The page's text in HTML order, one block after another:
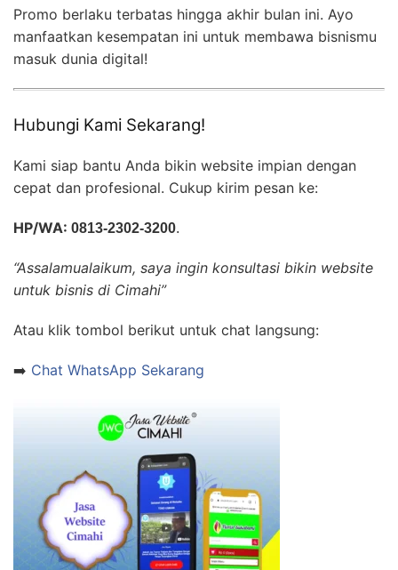
Promo berlaku terbatas hingga akhir bulan ini. Ayo
manfaatkan kesempatan ini untuk membawa bisnismu
masuk dunia digital!
Hubungi Kami Sekarang!
Kami siap bantu Anda bikin website impian dengan
cepat dan profesional. Cukup kirim pesan ke:
HP/WA: 0813-2302-3200.
“Assalamualaikum, saya ingin konsultasi bikin website
untuk bisnis di Cimahi”
Atau klik tombol berikut untuk chat langsung:
➡️ Chat WhatsApp Sekarang